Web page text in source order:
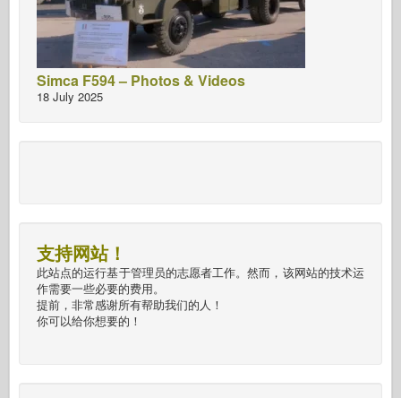
Simca F594 – Photos & Videos
18 July 2025
支持网站！
此站点的运行基于管理员的志愿者工作。然而，该网站的技术运
作需要一些必要的费用。
提前，非常感谢所有帮助我们的人！
你可以给你想要的！